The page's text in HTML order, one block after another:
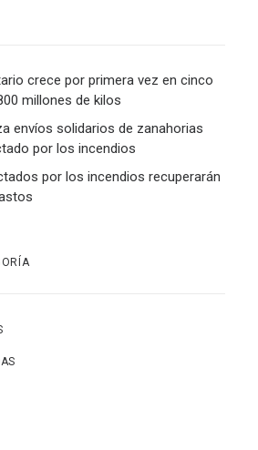
crece por primera vez en cinco
millones de kilos
envíos solidarios de zanahorias
por los incendios
por los incendios recuperarán